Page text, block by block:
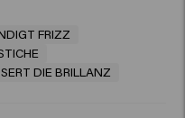
FRIZZ
DIE BRILLANZ